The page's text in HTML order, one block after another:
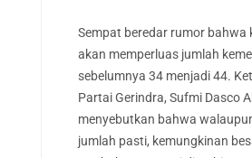
Sempat beredar rumor bahwa
akan memperluas jumlah
sebelumnya 34 menjadi 44.
Partai Gerindra, Sufmi Dasco
menyebutkan bahwa
jumlah pasti, kemungkinan